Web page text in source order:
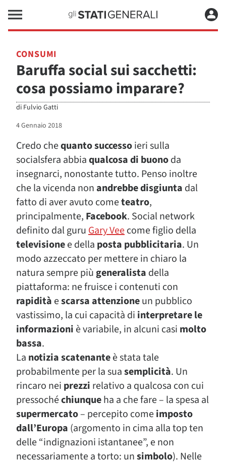
CONSUMI
Baruffa social sui sacchetti:
cosa possiamo imparare?
di Fulvio Gatti
4 Gennaio 2018
Credo chequanto successoieri sulla
socialsfera abbiaqualcosa di buonoda
insegnarci, nonostante tutto. Penso inoltre
che la vicenda nonandrebbe disgiunta dal
fatto di aver avuto cometeatro,
principalmente, Facebook. Social network
definito dal guruGary Veecome figlio della
televisionee della posta pubblicitaria. Un
modo azzeccato per mettere in chiaro la
natura sempre piùgeneralista della
piattaforma: ne fruisce i contenuti con
rapidità escarsa attenzioneun pubblico
vastissimo, la cui capacità di interpretare le
informazioni è variabile, in alcuni casi molto
bassa.
La notizia scatenanteè stata tale
probabilmente per la suasemplicità. Un
rincaro nei prezzi relativo a qualcosa con cui
pressochéchiunqueha a che fare – la spesa al
supermercato– percepito comeimposto
dall’Europa (argomento in cima alla top ten
delle “indignazioni istantanee”, e non
necessariamente a torto: unsimbolo). Nelle